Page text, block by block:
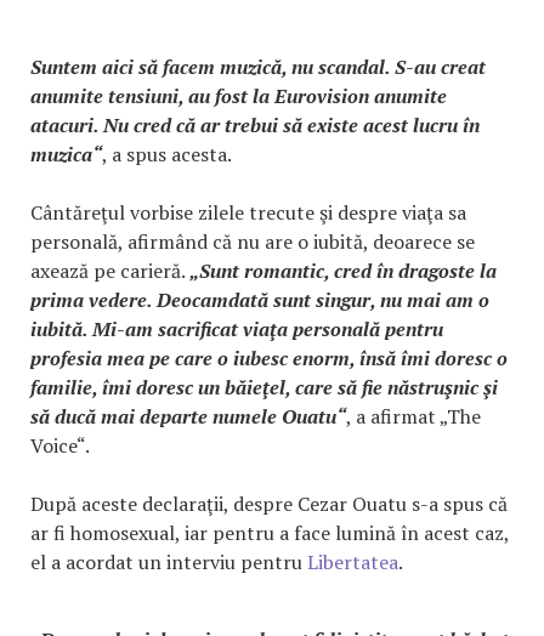
Suntem aici să facem muzică, nu scandal. S-au creat
anumite tensiuni, au fost la Eurovision anumite
atacuri. Nu cred că ar trebui să existe acest lucru în
muzica“, a spus acesta.
Cântăreţul vorbise zilele trecute şi despre viaţa sa
personală, afirmând că nu are o iubită, deoarece se
axează pe carieră.„Sunt romantic, cred în dragoste la
prima vedere. Deocamdată sunt singur, nu mai am o
iubită. Mi-am sacrificat viaţa personală pentru
profesia mea pe care o iubesc enorm, însă îmi doresc o
familie, îmi doresc un băieţel, care să fie năstruşnic şi
să ducă mai departe numele Ouatu“, a afirmat „The
Voice“.
După aceste declaraţii, despre Cezar Ouatu s-a spus că
ar fi homosexual, iar pentru a face lumină în acest caz,
el a acordat un interviu pentruLibertatea.